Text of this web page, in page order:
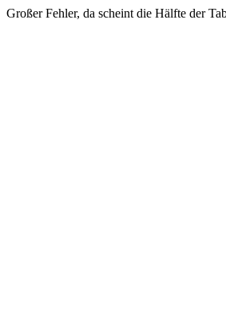
Großer Fehler, da scheint die Hälfte der